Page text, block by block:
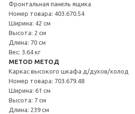
Фронтальная панель ящика
Номер товара: 403.670.54
Ширина: 42 см
Высота: 2 см
Длина: 70 см
Вес: 3.64 кг
METOD МЕТОД
Каркас высокого шкафа д/духов/холод
Номер товара: 703.679.48
Ширина: 61 см
Высота: 7 см
Длина: 239 см